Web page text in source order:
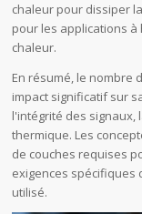
chaleur pour dissiper
pour les applications
chaleur.
En résumé, le nombre
impact significatif sur
l'intégrité des signaux,
thermique. Les
de couches requises
exigences spécifiques
utilisé.